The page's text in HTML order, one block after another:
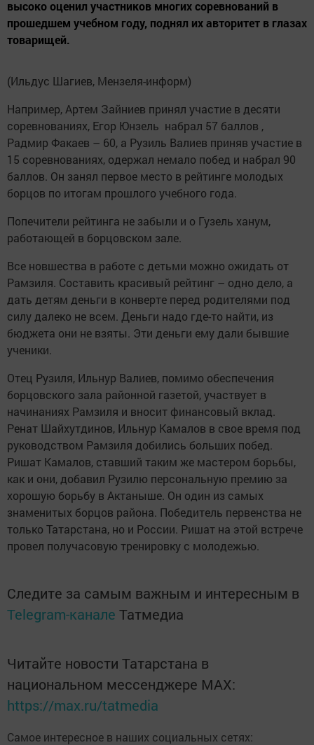
высоко оценил участников многих соревнований в
прошедшем учебном году, поднял их авторитет в глазах
товарищей.
(Ильдус Шагиев, Мензеля-информ)
Например, Артем Зайниев принял участие в десяти
соревнованиях, Егор Юнзель набрал 57 баллов ,
Радмир Факаев – 60, а Рузиль Валиев приняв участие в
15 соревнованиях, одержал немало побед и набрал 90
баллов. Он занял первое место в рейтинге молодых
борцов по итогам прошлого учебного года.
Попечители рейтинга не забыли и о Гузель ханум,
работающей в борцовском зале.
Все новшества в работе с детьми можно ожидать от
Рамзиля. Составить красивый рейтинг – одно дело, а
дать детям деньги в конверте перед родителями под
силу далеко не всем. Деньги надо где-то найти, из
бюджета они не взяты. Эти деньги ему дали бывшие
ученики.
Отец Рузиля, Ильнур Валиев, помимо обеспечения
борцовского зала районной газетой, участвует в
начинаниях Рамзиля и вносит финансовый вклад.
Ренат Шайхутдинов, Ильнур Камалов в свое время под
руководством Рамзиля добились больших побед.
Ришат Камалов, ставший таким же мастером борьбы,
как и они, добавил Рузилю персональную премию за
хорошую борьбу в Актаныше. Он один из самых
знаменитых борцов района. Победитель первенства не
только Татарстана, но и России. Ришат на этой встрече
провел получасовую тренировку с молодежью.
Следите за самым важным и интересным в
Telegram-канале Татмедиа
Читайте новости Татарстана в
национальном мессенджере MАХ:
https://max.ru/tatmedia
Самое интересное в наших социальных сетях: